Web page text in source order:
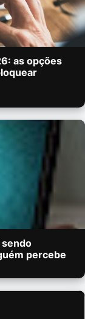
as opções
percebe